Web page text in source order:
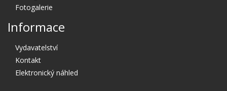
Fotogalerie
Informace
Vydavatelství
Kontakt
Elektronický náhled